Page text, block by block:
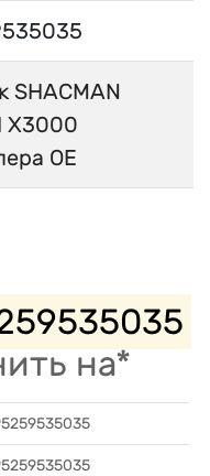
SHACMAN
X3000
OE
на*